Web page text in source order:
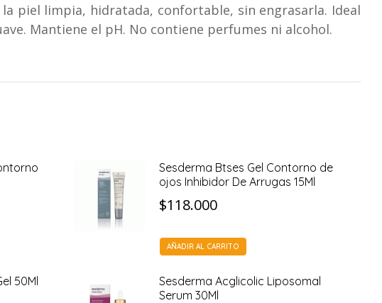
piel limpia, hidratada, confortable, sin engrasarla. Ideal
Mantiene el pH. No contiene perfumes ni alcohol.
Sesderma Btses Gel Contorno de
ojos Inhibidor De Arrugas 15Ml
$118.000
AÑADIR AL CARRITO
50Ml
Sesderma Acglicolic Liposomal
Serum 30Ml